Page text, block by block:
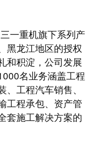
一重机旗下系列产
黑龙江地区的授权
和积淀，公司发展
名业务涵盖工程
工程汽车销售、
工程承包、资产管
套施工解决方案的